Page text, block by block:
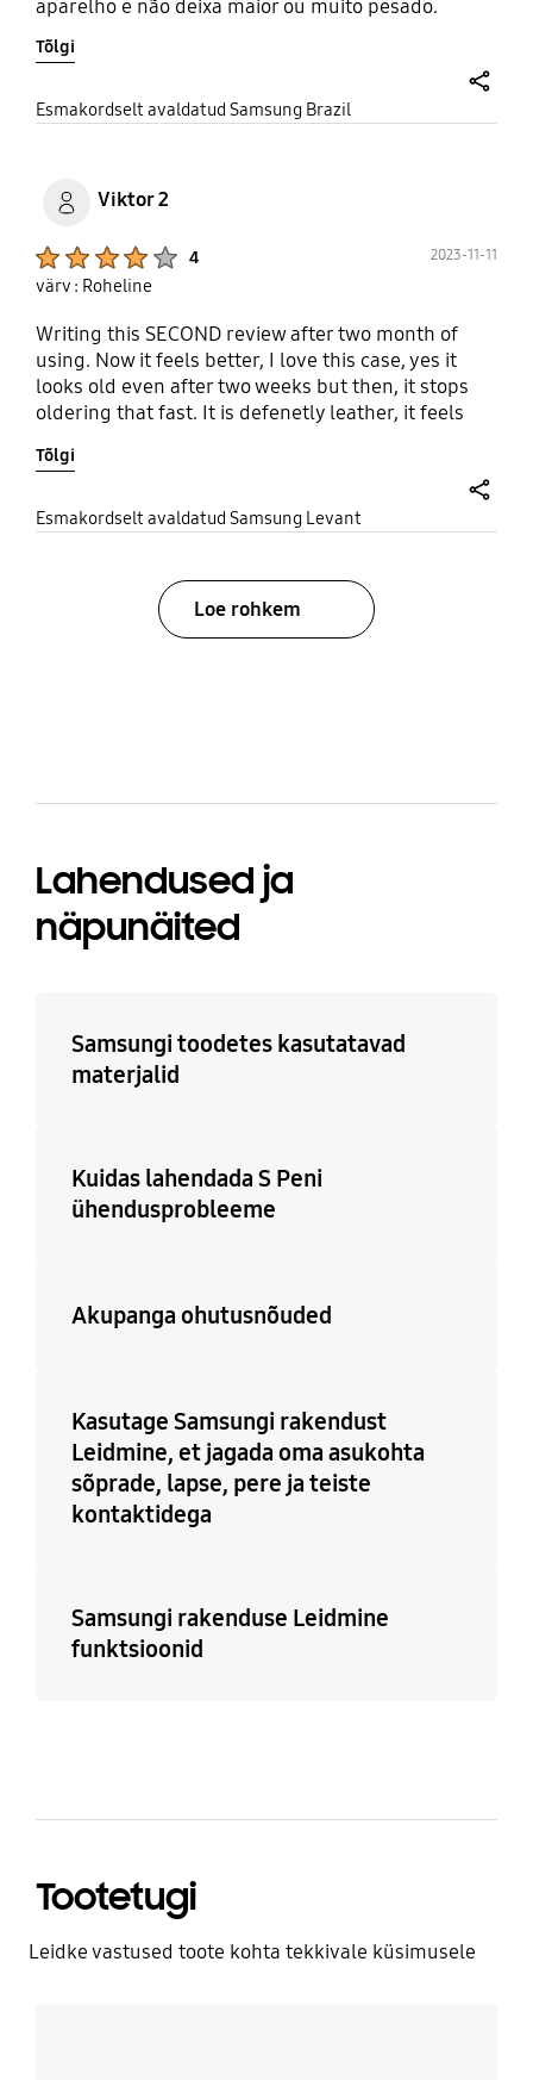
aparelho e não deixa maior ou muito pesado.
Tõlgi
Esmakordselt avaldatud Samsung Brazil
Viktor 2
4 2023-11-11
värv : Roheline
Writing this SECOND review after two month of
using. Now it feels better, I love this case, yes it
looks old even after two weeks but then, it stops
oldering that fast. It is defenetly leather, it feels
2 months of using. I love patina effect, but it
Tõlgi
Esmakordselt avaldatud Samsung Levant
Loe rohkem
Lahendused ja
näpunäited
Samsungi toodetes kasutatavad
materjalid
Kuidas lahendada S Peni
ühendusprobleeme
Akupanga ohutusnõuded
Kasutage Samsungi rakendust
Leidmine, et jagada oma asukohta
sõprade, lapse, pere ja teiste
kontaktidega
Samsungi rakenduse Leidmine
funktsioonid
Tootetugi
Leidke vastused toote kohta tekkivale küsimusele